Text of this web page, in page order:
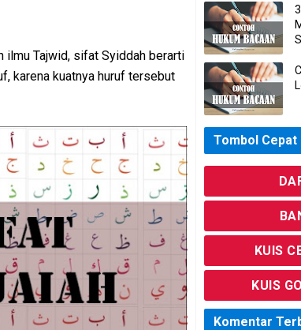
ilmu Tajwid, sifat Syiddah berarti
karena kuatnya huruf tersebut
Tombol Cepat
KUIS
KUIS
Komentar